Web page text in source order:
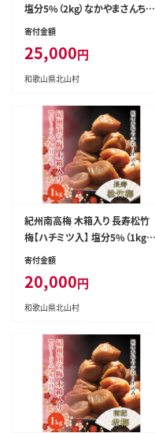
塩分5%（2kg）なかやまさんちの
梅干 うめ ウメ【nky009-220k】
寄付金額
25,000円
和歌山県北山村
紀州南高梅 木箱入り 長寿松竹
梅【ハチミツ入】 塩分5%（1kg）
なかやまさんちの梅干 うめ ウメ
寄付金額
20,000円
和歌山県北山村